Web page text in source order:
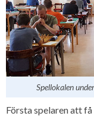
Spellokalen
Första spelaren att